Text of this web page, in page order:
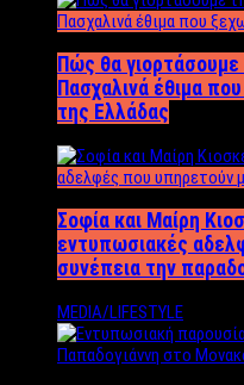
Πώς θα
Πασχαλινά έθιμα
της Ελλάδας
Σοφία και Μαίρη
εντυπωσιακές
συνέπεια την
MEDIA/LIFESTYLE